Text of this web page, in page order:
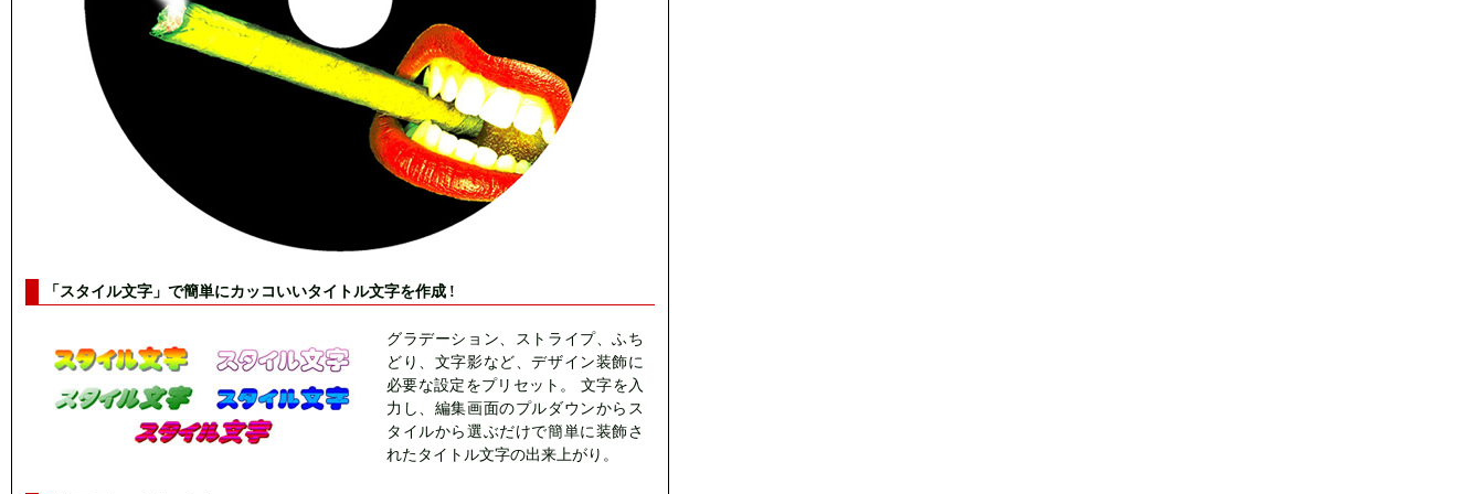
「スタイル文字」で簡単にカッコいいタイトル文字を作成 !
グラデーション、ストライプ、ふち
どり、文字影など、デザイン装飾に
必要な設定をプリセット。 文字を入
力し、編集画面のプルダウンからス
タイルから選ぶだけで簡単に装飾さ
れたタイトル文字の出来上がり。